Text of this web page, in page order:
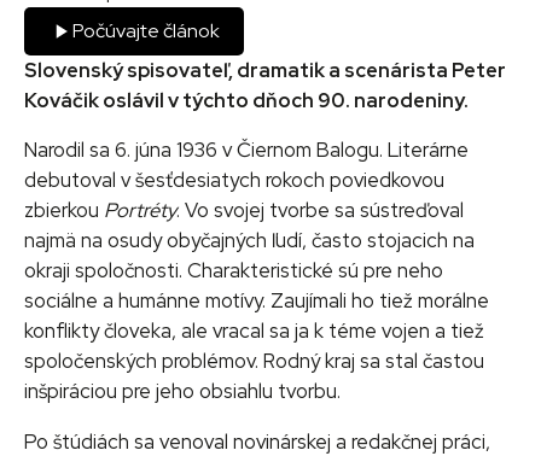
Počúvajte článok
Slovenský spisovateľ, dramatik a scenárista Peter
Kováčik oslávil v týchto dňoch 90. narodeniny.
Narodil sa 6. júna 1936 v Čiernom Balogu. Literárne
debutoval v šesťdesiatych rokoch poviedkovou
zbierkou Portréty. Vo svojej tvorbe sa sústreďoval
najmä na osudy obyčajných ľudí, často stojacich na
okraji spoločnosti. Charakteristické sú pre neho
sociálne a humánne motívy. Zaujímali ho tiež morálne
konflikty človeka, ale vracal sa ja k téme vojen a tiež
spoločenských problémov. Rodný kraj sa stal častou
inšpiráciou pre jeho obsiahlu tvorbu.
Po štúdiách sa venoval novinárskej a redakčnej práci,